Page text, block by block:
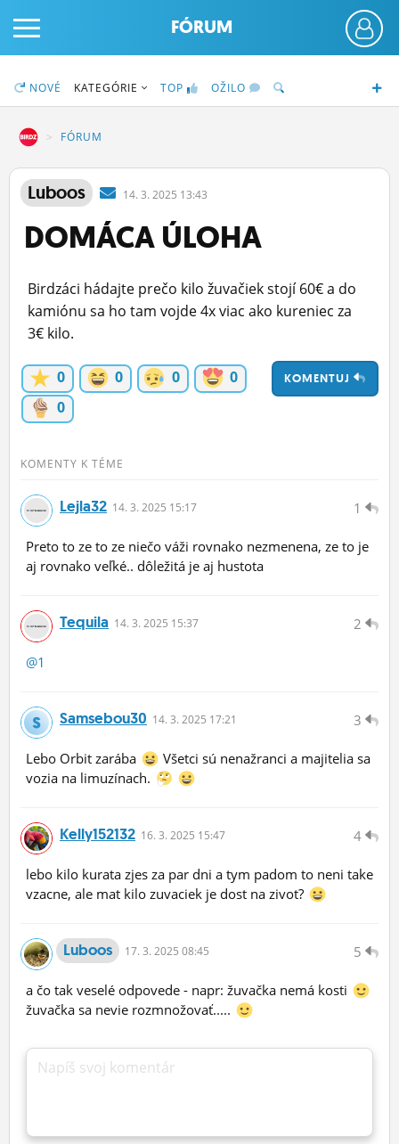
PRIHLÁS SA
ČINŽIAK
STATUSY
OBRÁZKY
MÔJ PROFIL
FÓRUM
NOVÉ KATEGÓRIE TOP OŽILO
FÓRUM
Luboos 14. 3. 2025 13:43
DOMÁCA ÚLOHA
Birdzáci hádajte prečo kilo žuvačiek stojí 60€ a do
kamiónu sa ho tam vojde 4x viac ako kureniec za
3€ kilo.
KOMENTUJ
0 0 0
0
0
KOMENTY K TÉME
1
Lejla32 14. 3. 2025 15:17
Preto to ze to ze niečo váži rovnako nezmenena, ze to je
aj rovnako veľké.. dôležitá je aj hustota
2
Tequila 14. 3. 2025 15:37
@1
3
Samsebou30 14. 3. 2025 17:21
Lebo Orbit zarába
Všetci sú nenažranci a majitelia sa
vozia na limuzínach.
4
Kelly152132 16. 3. 2025 15:47
lebo kilo kurata zjes za par dni a tym padom to neni take
vzacne, ale mat kilo zuvaciek je dost na zivot?
5
Luboos 17. 3. 2025 08:45
a čo tak veselé odpovede - napr: žuvačka nemá kosti
žuvačka sa nevie rozmnožovať.....
Napíš svoj komentár